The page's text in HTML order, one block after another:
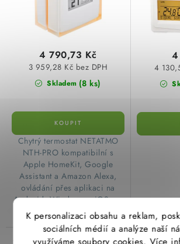
K personalizaci obsahu a reklam,
sociálních médií a analýze naší
NÁŘADÍ
VÝPRODEJ
Položky bez zařazené kategorie dle
VÁNOCE
OSVĚTLENÍ
Otevírací doba výdejny
Obchodní podmínky
Ochrana osobních údajů
Moje objednávka
Skladem (8 ks)
3 959,28 Kč bez DPH
4 790,73 Kč
​ Chytrý termostat NETATMO
NTH-PRO kompatibilní s
Apple HomeKit, Google
Assistant a Amazon Alexa,
ovládání přes aplikaci na
Android, Windows a iOS v...
4